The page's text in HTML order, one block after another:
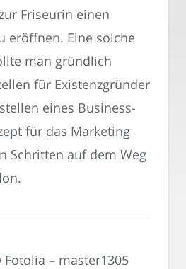
Friseurin einen
eröffnen. Eine solche
man gründlich
für Existenzgründer
eines Business-
für das Marketing
Schritten auf dem Weg
– master1305